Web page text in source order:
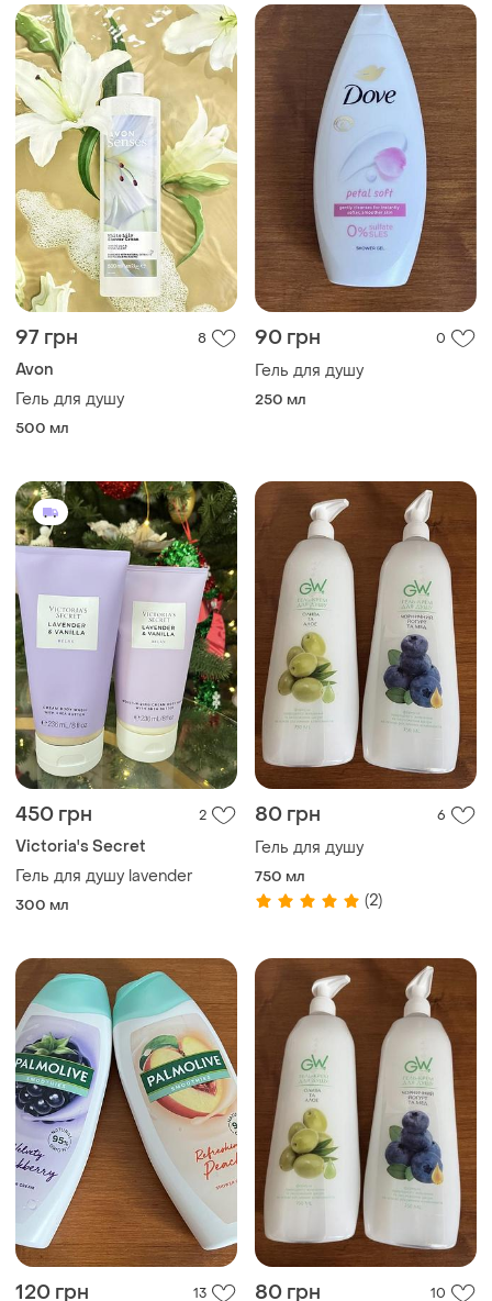
97 грн 8
Avon
Гель для душу
500 мл
90 грн 0
Гель для душу
250 мл
450 грн 2
Victoria's Secret
Гель для душу lavender
300 мл
80 грн 6
Гель для душу
750 мл
(2)
120 грн 13 80 грн 10